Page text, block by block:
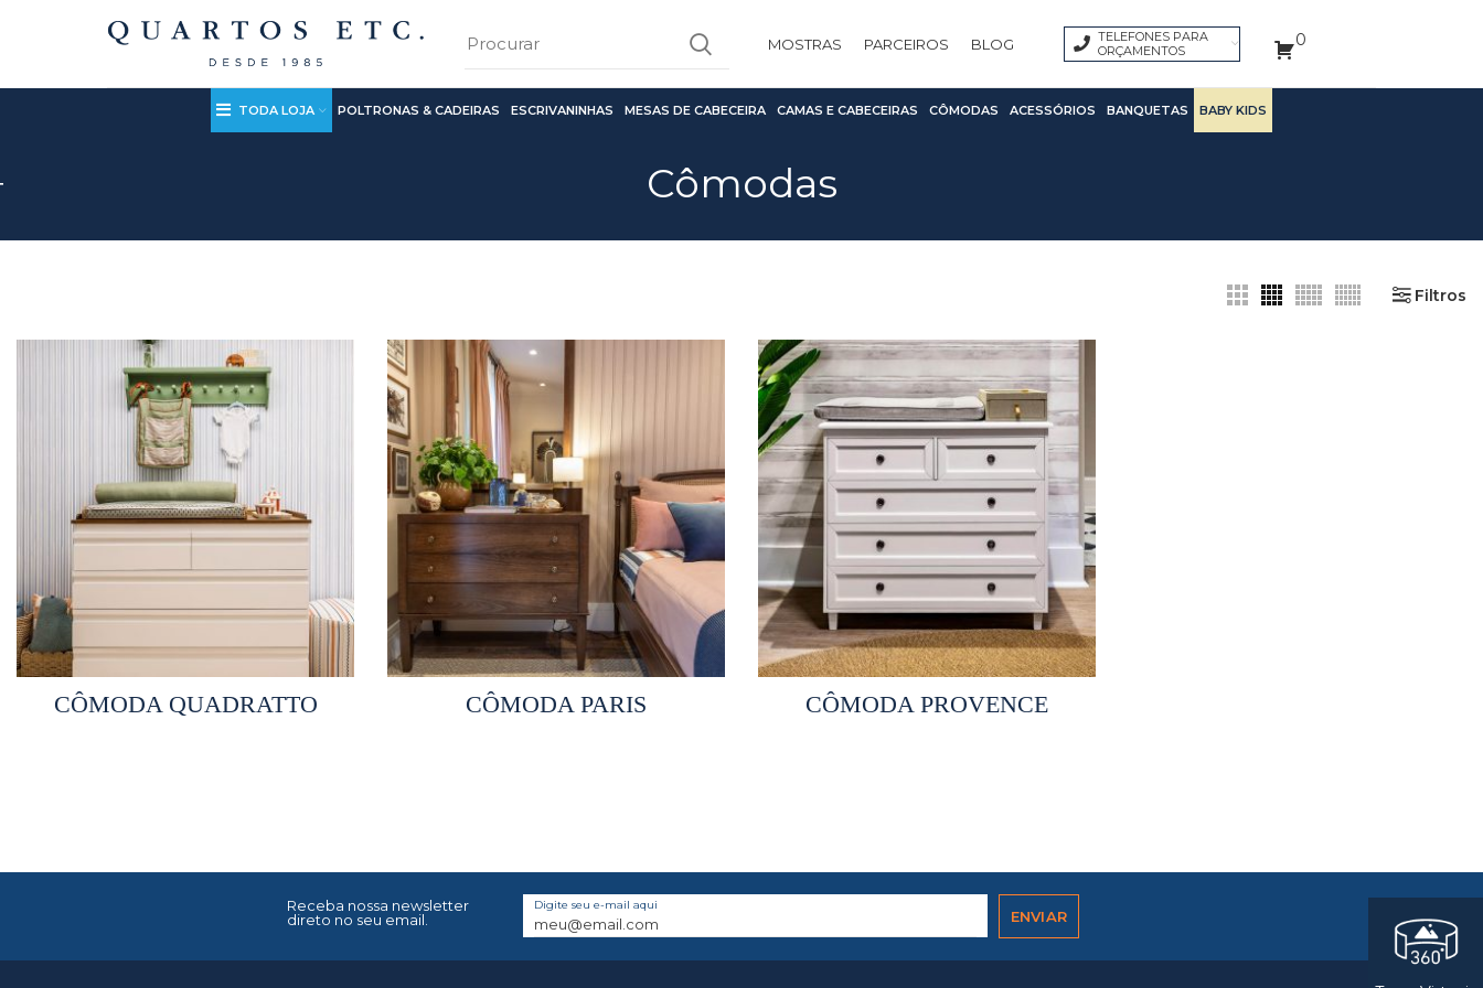
MOSTRAS PARCEIROS BLOG
TELEFONES PARA
ORÇAMENTOS
0
TODA LOJA POLTRONAS & CADEIRAS ESCRIVANINHAS MESAS DE CABECEIRA CAMAS E CABECEIRAS CÔMODAS ACESSÓRIOS BANQUETAS BABY KIDS
Cômodas
Filtros
CÔMODA QUADRATTO
Selecionar opções
CÔMODA PARIS CÔMODA PROVENCE
Receba nossa newsletter
direto no seu email.
Digite seu e-mail aqui